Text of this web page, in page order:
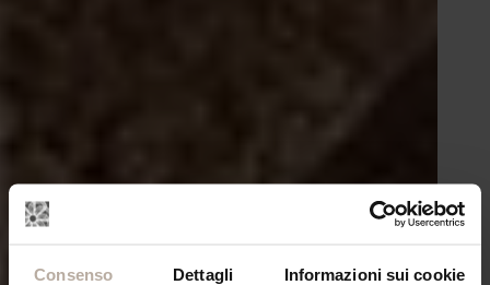
Consenso Dettagli Informazioni sui cookie